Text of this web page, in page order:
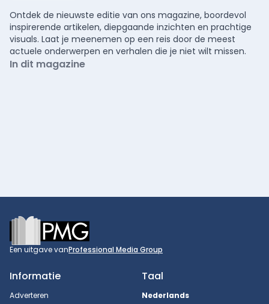
Ontdek de nieuwste editie van ons magazine, boordevol
inspirerende artikelen, diepgaande inzichten en prachtige
visuals. Laat je meenemen op een reis door de meest
actuele onderwerpen en verhalen die je niet wilt missen.
In dit magazine
Footer
Een uitgave vanProfessional Media Group
Informatie
Adverteren
Taal
Nederlands